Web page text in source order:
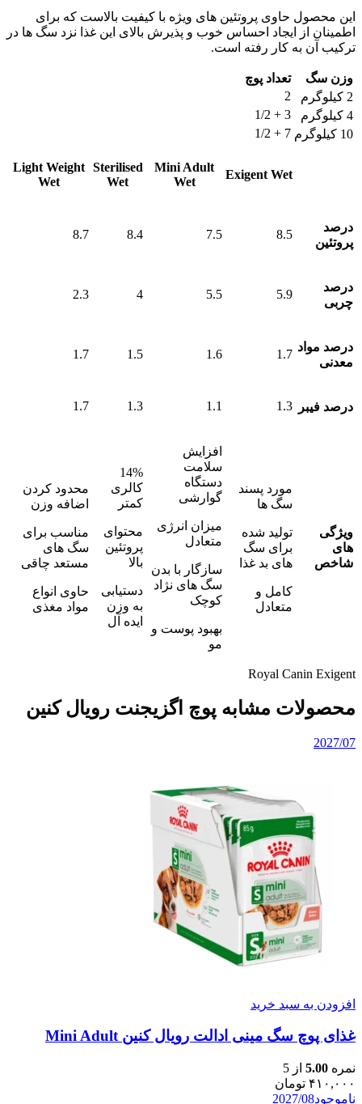
این محصول حاوی پروتئین های ویژه با کیفیت بالاست که برای
اطمینان از ایجاد احساس خوب و پذیرش بالای این غذا نزد سگ ها در
ترکیب آن به کار رفته است.
وزن سگ
تعداد پوچ
2 کیلوگرم
2
4 کیلوگرم
3 + 1/2
10 کیلوگرم
7 + 1/2
Exigent Wet
Mini Adult
Wet
Sterilised
Wet
Light Weight
Wet
درصد
پروتئین
8.5
7.5
8.4
8.7
درصد
چربی
5.9
5.5
4
2.3
درصد مواد
معدنی
1.7
1.6
1.5
1.7
درصد فیبر 1.3
1.1
1.3
1.7
ویژگی
های
شاخص
مورد پسند
سگ ها
تولید شده
برای سگ
های بد غذا
کامل و
متعادل
افزایش
سلامت
دستگاه
گوارشی
میزان انرژی
متعادل
سازگار با بدن
سگ های نژاد
کوچک
بهبود پوست و
مو
14%
کالری
کمتر
محتوای
پروتئین
بالا
دستیابی
به وزن
ایده آل
محدود کردن
اضافه وزن
مناسب برای
سگ های
مستعد چاقی
حاوی انواع
مواد مغذی
Royal Canin Exigent
محصولات مشابه پوچ اگزیجنت رویال کنین
2027/07
افزودن به سبد خرید
غذای پوچ سگ مینی ادالت رویال کنین Mini Adult
نمره 5.00 از 5
۴۱۰,۰۰۰ تومان
ناموجود2027/08